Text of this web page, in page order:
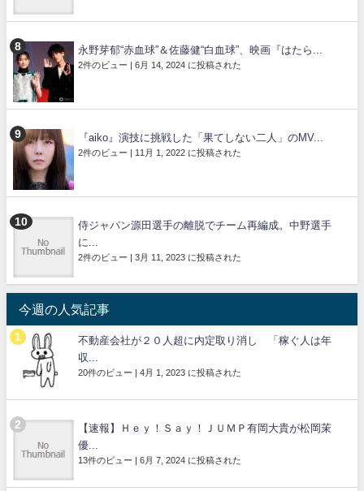
永野芽郁“赤血球”＆佐藤健“白血球”、映画『はたら...
2件のビュー 6月 14, 2024 に投稿された
『aiko』演技に挑戦した「果てしない二人」のMV...
2件のビュー 11月 1, 2022 に投稿された
侍ジャパン源田選手の離脱でチーム再編成。中野選手
に...
2件のビュー 3月 11, 2023 に投稿された
今週の人気記事
不動産会社が２０人超に内定取り消し 「稼ぐ人は年
収...
20件のビュー 4月 1, 2023 に投稿された
【速報】Ｈｅｙ！Ｓａｙ！ＪＵＭＰ有岡大貴が松岡茉
優...
13件のビュー 6月 7, 2024 に投稿された